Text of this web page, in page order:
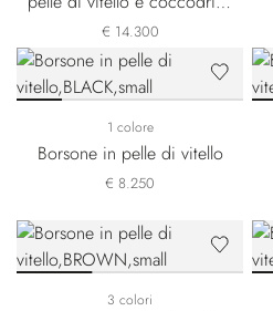
opaco
€ 14.300
1 colore
Borsone in pelle di vitello
€ 8.250
3 colori